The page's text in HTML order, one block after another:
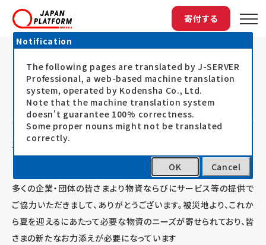
寄付する
トップ 最新情報 東日本大震災：企業・団体の皆さまへのアピ...
東日本大震災：企業・団体の皆さまへ
のアピール3（ニーズの高い物資）
11.04.18
多くの企業・団体の皆さまより物資ならびにサービス等の提供で
ご協力いただきまして、ありがとうございます。被災地より、これか
ら夏を迎えるにあたって必要な物資のニーズが寄せられており、皆
さまの新たなお力添えが必要になっています
Notification
The following pages are translated by J-SERVER
Professional, a web-based machine translation
system, operated by Kodensha Co., Ltd.
Note that the machine translation system
doesn't guarantee 100% correctness.
Some proper nouns might not be translated
correctly.
OK Cancel